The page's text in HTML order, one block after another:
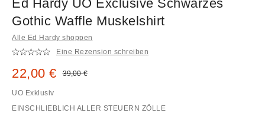
Ed Hardy UO Exclusive Schwarzes
Gothic Waffle Muskelshirt
Alle Ed Hardy shoppen
Eine Rezension schreiben
Sale Preis:
22,00 € Original Preis:
39,00 €
UO Exklusiv
EINSCHLIEBLICH ALLER STEUERN ZÖLLE